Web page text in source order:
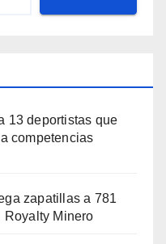
13 deportistas que
competencias
zapatillas a 781
Royalty Minero